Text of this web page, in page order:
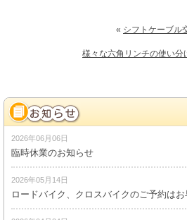
« シフトケーブル
様々な六角リンチの使い分
2026年06月06日
臨時休業のお知らせ
2026年05月14日
ロードバイク、クロスバイクのご予約は